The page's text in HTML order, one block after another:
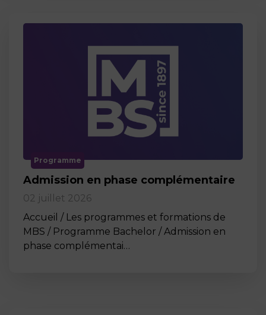
Programme
Admission en phase complémentaire
02 juillet 2026
Accueil / Les programmes et formations de
MBS / Programme Bachelor / Admission en
phase complémentai…